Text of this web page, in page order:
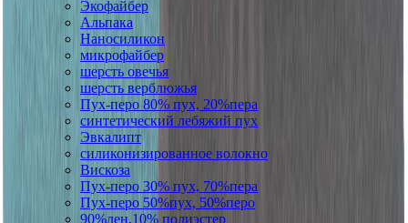
Экофайбер
Альпака
Наносиликон
микрофайбер
шерсть овечья
шерсть верблюжья
Пух-перо 80% пух, 20%пера
синтетический лебяжий пух
Эвкалипт
силиконизированное волокно
Вискоза
Пух-перо 30% пух, 70%пера
Пух-перо 50%пух, 50%перо
90%лен,10% полиэстер